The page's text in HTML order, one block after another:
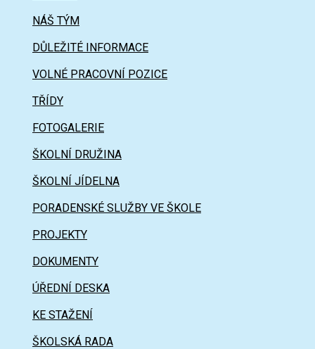
NÁŠ TÝM
DŮLEŽITÉ INFORMACE
VOLNÉ PRACOVNÍ POZICE
TŘÍDY
FOTOGALERIE
ŠKOLNÍ DRUŽINA
ŠKOLNÍ JÍDELNA
PORADENSKÉ SLUŽBY VE ŠKOLE
PROJEKTY
DOKUMENTY
ÚŘEDNÍ DESKA
KE STAŽENÍ
ŠKOLSKÁ RADA